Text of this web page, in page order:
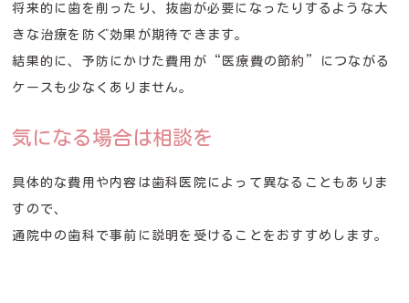
将来的に歯を削ったり、抜歯が必要になったりするような大
きな治療を防ぐ効果が期待できます。
結果的に、予防にかけた費用が“医療費の節約”につながる
ケースも少なくありません。
気になる場合は相談を
具体的な費用や内容は歯科医院によって異なることもありま
すので、
通院中の歯科で事前に説明を受けることをおすすめします。